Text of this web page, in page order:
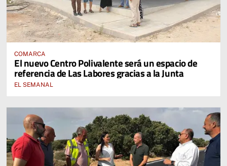
COMARCA
El nuevo Centro Polivalente será un espacio de
referencia de Las Labores gracias a la Junta
EL SEMANAL